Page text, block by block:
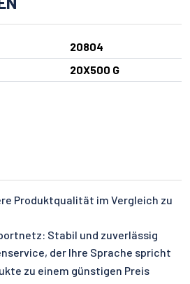
20804
20X500 G
Produktqualität im Vergleich zu
Stabil und zuverlässig
der Ihre Sprache spricht
zu einem günstigen Preis